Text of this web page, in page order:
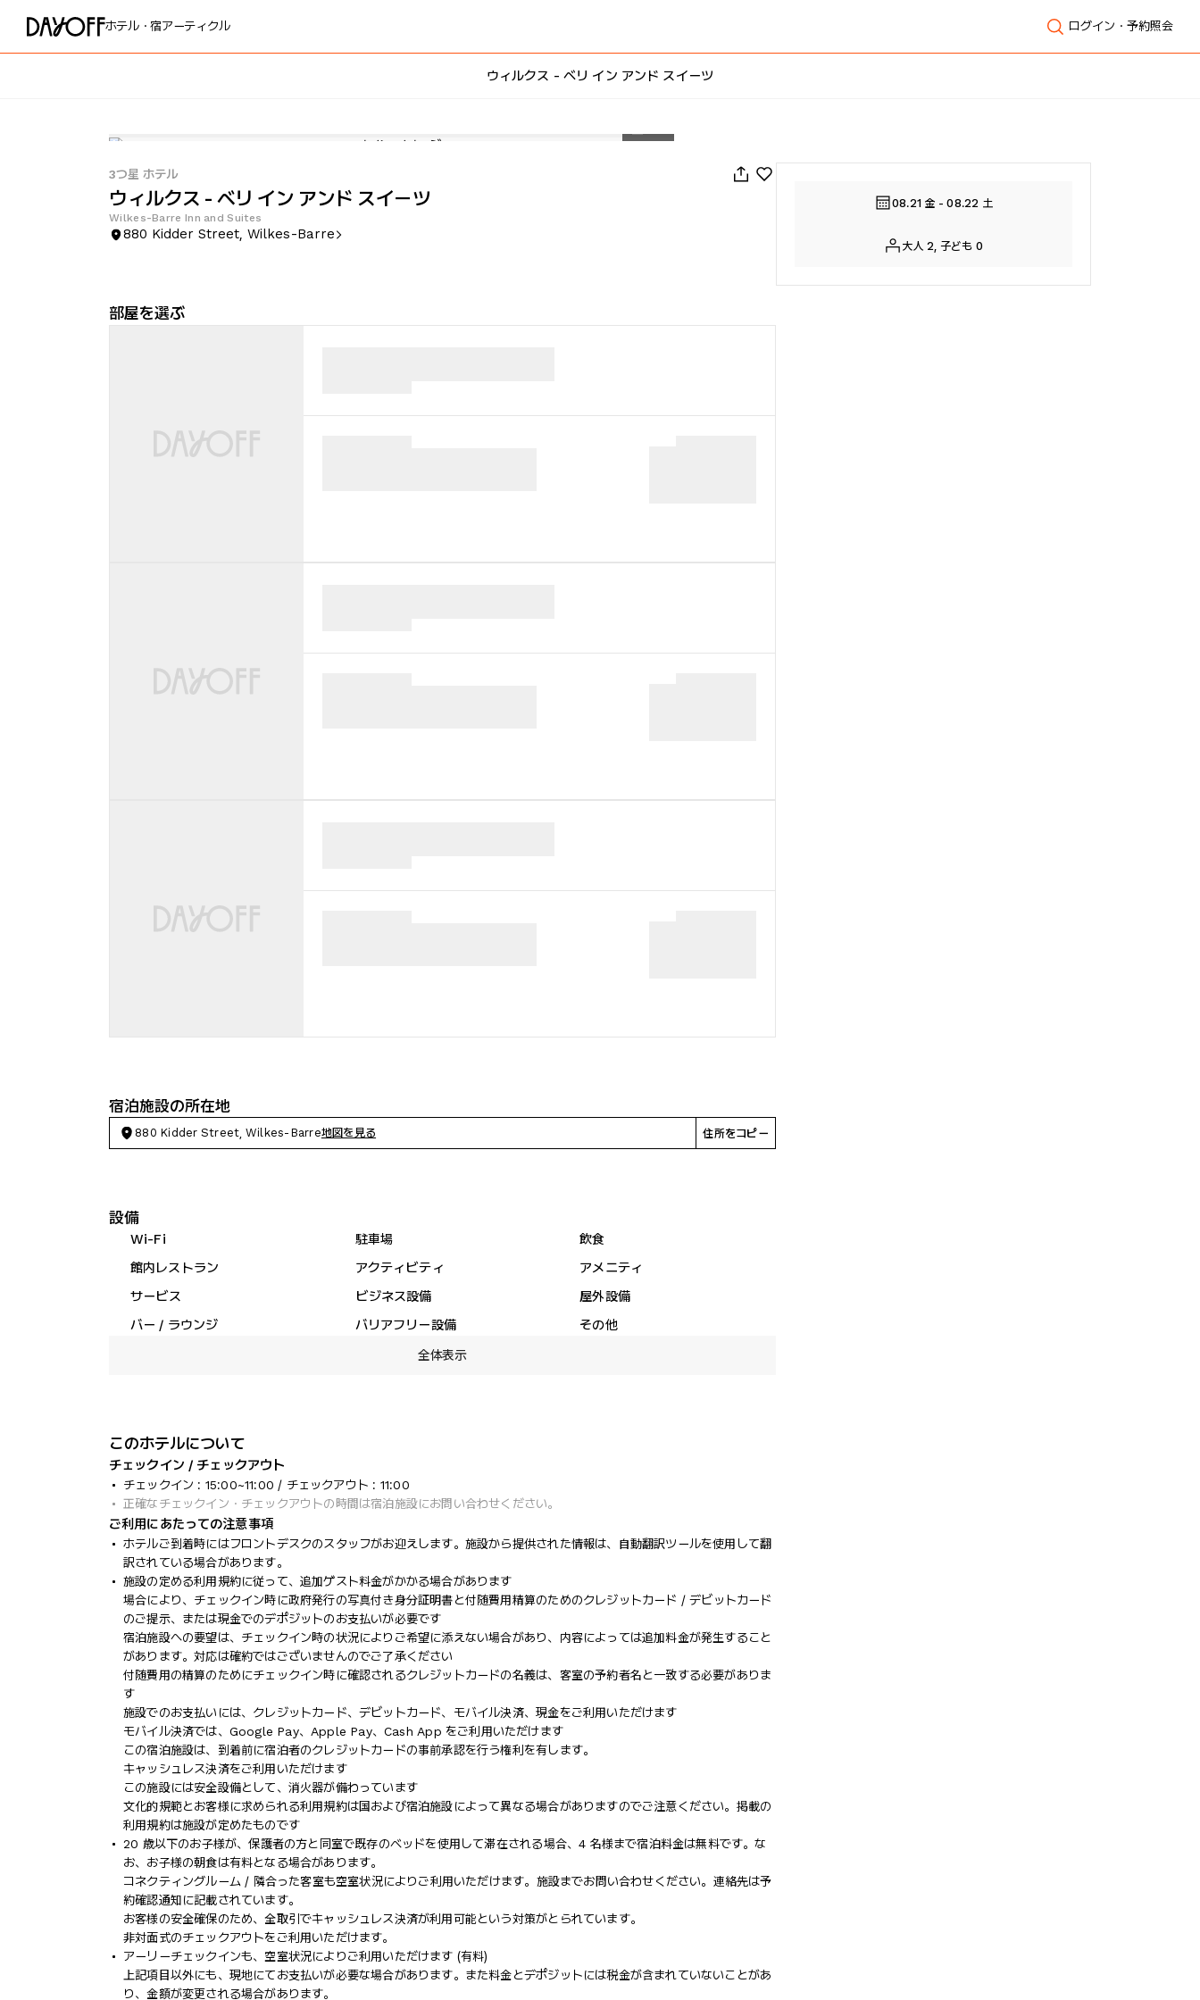
ホテル・宿アーティクル ログイン・予約照会
ウィルクス - ベリ イン アンド スイーツ
3つ星 ホテル
ウィルクス - ベリ イン アンド スイーツ
Wilkes-Barre Inn and Suites
880 Kidder Street, Wilkes-Barre
部屋を選ぶ
宿泊施設の所在地
880 Kidder Street, Wilkes-Barre地図を見る 住所をコピー
設備
Wi-Fi 駐車場
飲食
館内レストラン
アクティビティ
アメニティ
サービス
ビジネス設備
屋外設備
バー / ラウンジ
バリアフリー設備
その他
全体表示
このホテルについて
チェックイン / チェックアウト
チェックイン : 15:00~11:00 / チェックアウト : 11:00
正確なチェックイン・チェックアウトの時間は宿泊施設にお問い合わせください。
ご利用にあたっての注意事項
ホテルご到着時にはフロントデスクのスタッフがお迎えします。施設から提供された情報は、自動翻訳ツールを使用して翻
訳されている場合があります。
施設の定める利用規約に従って、追加ゲスト料金がかかる場合があります
場合により、チェックイン時に政府発行の写真付き身分証明書と付随費用精算のためのクレジットカード / デビットカード
のご提示、または現金でのデポジットのお支払いが必要です
宿泊施設への要望は、チェックイン時の状況によりご希望に添えない場合があり、内容によっては追加料金が発生すること
があります。対応は確約ではございませんのでご了承ください
付随費用の精算のためにチェックイン時に確認されるクレジットカードの名義は、客室の予約者名と一致する必要がありま
す
施設でのお支払いには、クレジットカード、デビットカード、モバイル決済、現金をご利用いただけます
モバイル決済では、Google Pay、Apple Pay、Cash App をご利用いただけます
この宿泊施設は、到着前に宿泊者のクレジットカードの事前承認を行う権利を有します。
キャッシュレス決済をご利用いただけます
この施設には安全設備として、消火器が備わっています
文化的規範とお客様に求められる利用規約は国および宿泊施設によって異なる場合がありますのでご注意ください。掲載の
利用規約は施設が定めたものです
20 歳以下のお子様が、保護者の方と同室で既存のベッドを使用して滞在される場合、4 名様まで宿泊料金は無料です。な
お、お子様の朝食は有料となる場合があります。
コネクティングルーム / 隣合った客室も空室状況によりご利用いただけます。施設までお問い合わせください。連絡先は予
約確認通知に記載されています。
お客様の安全確保のため、全取引でキャッシュレス決済が利用可能という対策がとられています。
非対面式のチェックアウトをご利用いただけます。
アーリーチェックインも、空室状況によりご利用いただけます (有料)
上記項目以外にも、現地にてお支払いが必要な場合があります。また料金とデポジットには税金が含まれていないことがあ
り、金額が変更される場合があります。
08.21 金 - 08.22 土
大人 2, 子ども 0